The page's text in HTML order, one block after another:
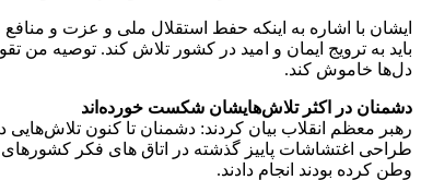
ایشان با اشاره به اینکه حفط استقلال ملی و عزت و
باید به ترویج ایمان و امید در کشور تلاش کند. توصیه
دل‌ها خاموش کند.
دشمنان در اکثر تلاش‌هایشان شکست خورده‌اند
رهبر معظم انقلاب بیان کردند: دشمنان تا کنون
طراحی اغتشاشات پاییز گذشته در اتاق های فکر
وطن کرده بودند انجام دادند.